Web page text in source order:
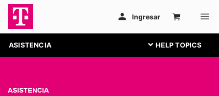
ASISTENCIA
ASISTENCIA